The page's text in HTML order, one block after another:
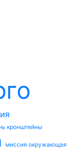
кронштейны
миссия окружающая